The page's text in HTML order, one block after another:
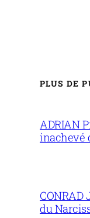
PLUS DE
ADRIAN
inachevé
CONRAD
du